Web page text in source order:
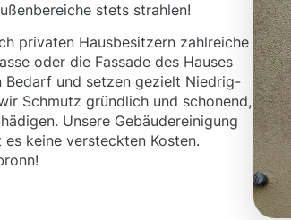
stets strahlen!
privaten Hausbesitzern zahlreiche
oder die Fassade des Hauses
und setzen gezielt Niedrig-
Schmutz gründlich und schonend,
Unsere Gebäudereinigung
keine versteckten Kosten.